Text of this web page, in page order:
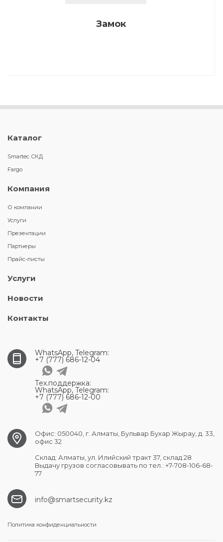
Замок
Каталог
Smartec СКД
Fargo
Компания
О компании
Услуги
Презентации
Партнеры
Прайс-листы
Услуги
Новости
Контакты
WhatsApp, Telegram:
+7 (777) 686-12-04
Тех.поддержка:
WhatsApp, Telegram:
+7 (777) 686-12-00
Офис: 050040, г. Алматы, Бульвар Бухар Жырау, д. 33,
офис 32
Склад: Алматы, ул. Илийский тракт 37, склад 28
Выдачу грузов согласовывать по тел.: +7-708-106-68-
77
info@smartsecurity.kz
Политика конфиденциальности